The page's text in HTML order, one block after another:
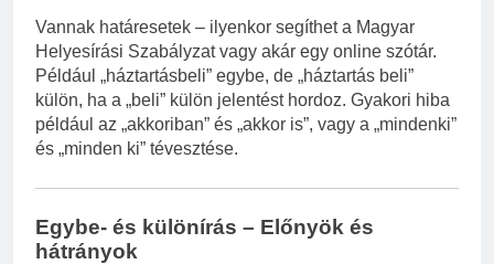
Vannak határesetek – ilyenkor segíthet a Magyar
Helyesírási Szabályzat vagy akár egy online szótár.
Például „háztartásbeli” egybe, de „háztartás beli”
külön, ha a „beli” külön jelentést hordoz. Gyakori hiba
például az „akkoriban” és „akkor is”, vagy a „mindenki”
és „minden ki” tévesztése.
Egybe- és különírás – Előnyök és
hátrányok